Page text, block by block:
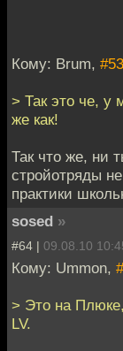
Кому: Brum, #53
> Так это че, у
же как!
Так что же, ни
стройотряды
практики
sosed »
#64 | 09.08.10
Кому: Ummon,
> Это на
LV.